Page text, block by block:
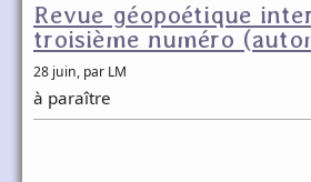
Revue géopoétique
troisième numéro
28 juin, par LM
à paraître